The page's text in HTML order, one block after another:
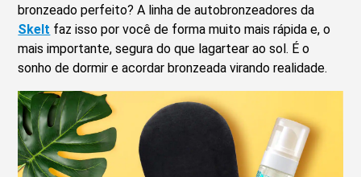
bronzeado perfeito? A linha de autobronzeadores da
Skelt faz isso por você de forma muito mais rápida e, o
mais importante, segura do que lagartear ao sol. É o
sonho de dormir e acordar bronzeada virando realidade.